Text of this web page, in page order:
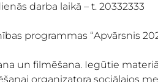
darba laikā – t. 20332333
programmas “Apvārsnis
un filmēšana. Iegūtie
organizatora sociālajos